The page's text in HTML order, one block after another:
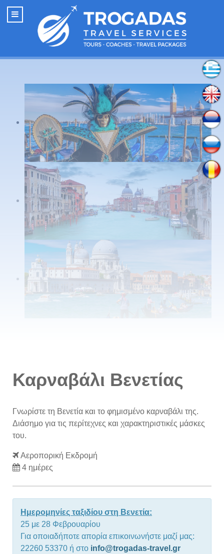
Καρναβάλι Βενετίας
Γνωρίστε τη Βενετία και το φημισμένο καρναβάλι της.
Διάσημο για τις περίτεχνες και χαρακτηριστικές μάσκες
του.
Αεροπορική Εκδρομή
4 ημέρες
Ημερομηνίες ταξιδίου στη Βενετία:
25 με 28 Φεβρουαρίου
Για οποιαδήποτε απορία επικοινωνήστε μαζί μας:
22260 53370 ή στο info@trogadas-travel.gr